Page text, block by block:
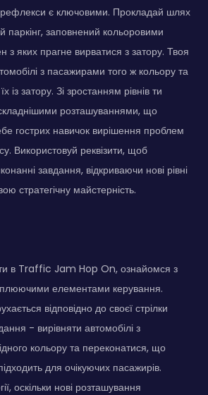
рефлекси є ключовими. Прокладай шлях
паркінг, заповнений кольоровими
з яких прагне вирватися з затору. Твоя
з пасажирами того ж кольору та
із затору. Зі зростанням рівнів ти
розташуваннями, що
гострих навичок вирішення проблем
Використовуй реквізити, щоб
завдання, відкриваючи нові рівні
стратегічну майстерність.
в Traffic Jam Hop On, ознайомся з
елементами керування.
відповідно до своєї стрілки
- вирівняти автомобілі з
кольору та переконатися, що
для очікуючих пасажирів.
оскільки нові розташування